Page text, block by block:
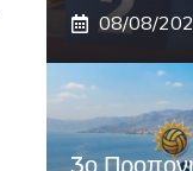
08/08/
3ο